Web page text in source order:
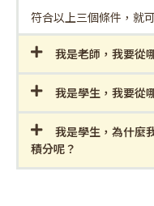
符合以上三個條件，就
我是老師，我要從
我是學生，我要從
我是學生，為什麼
積分呢？